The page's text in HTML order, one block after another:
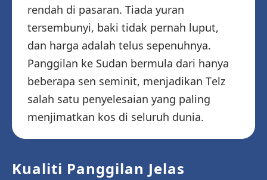
rendah di pasaran. Tiada yuran
tersembunyi, baki tidak pernah luput,
dan harga adalah telus sepenuhnya.
Panggilan ke Sudan bermula dari hanya
beberapa sen seminit, menjadikan Telz
salah satu penyelesaian yang paling
menjimatkan kos di seluruh dunia.
Kualiti Panggilan Jelas